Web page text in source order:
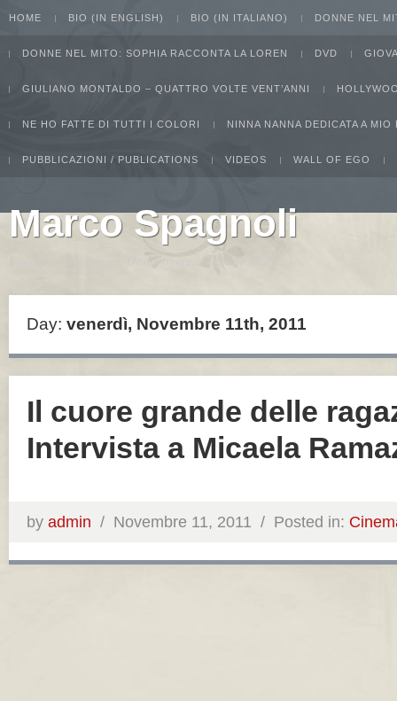
HOME BIO (IN ENGLISH) BIO (IN ITALIANO) DONNE NEL
DONNE NEL MITO: SOPHIA RACCONTA LA LOREN DVD
GIULIANO MONTALDO – QUATTRO VOLTE VENT’ANNI
NE HO FATTE DI TUTTI I COLORI NINNA NANNA DEDICATA A MIO
PUBBLICAZIONI / PUBLICATIONS VIDEOS WALL OF EGO
Marco Spagnoli
Day: venerdì, Novembre 11th, 2011
Il cuore grande delle
Intervista a Micaela
by admin / Novembre 11, 2011 / Posted in: